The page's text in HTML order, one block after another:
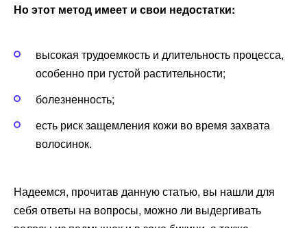
Но этот метод имеет и свои недостатки:
высокая трудоемкость и длительность процесса,
особенно при густой растительности;
болезненность;
есть риск защемления кожи во время захвата
волосинок.
Надеемся, прочитав данную статью, вы нашли для
себя ответы на вопросы, можно ли выдергивать